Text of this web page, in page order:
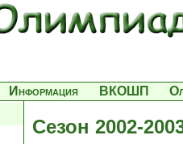
Информация ВКОШП
Сезон 2002-